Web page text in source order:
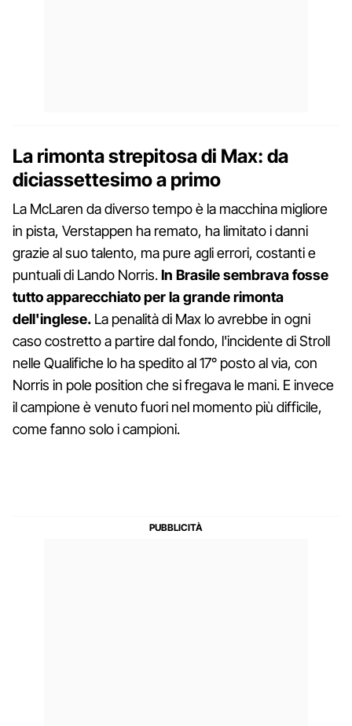
La rimonta strepitosa di Max: da
diciassettesimo a primo
La McLaren da diverso tempo è la macchina migliore
in pista, Verstappen ha remato, ha limitato i danni
grazie al suo talento, ma pure agli errori, costanti e
puntuali di Lando Norris.In Brasile sembrava fosse
tutto apparecchiato per la grande rimonta
dell'inglese. La penalità di Max lo avrebbe in ogni
caso costretto a partire dal fondo, l'incidente di Stroll
nelle Qualifiche lo ha spedito al 17° posto al via, con
Norris in pole position che si fregava le mani. E invece
il campione è venuto fuori nel momento più difficile,
come fanno solo i campioni.